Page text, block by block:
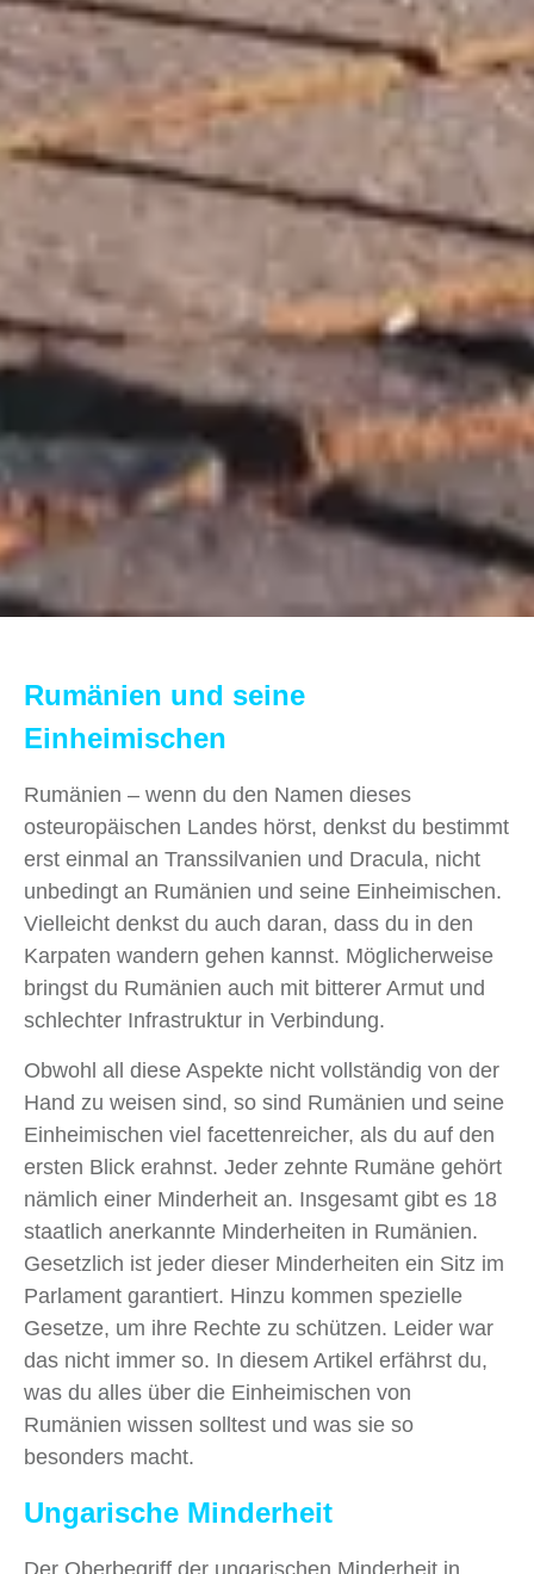
Rumänien und seine
Einheimischen
Rumänien – wenn du den Namen dieses
osteuropäischen Landes hörst, denkst du bestimmt
erst einmal an Transsilvanien und Dracula, nicht
unbedingt an Rumänien und seine Einheimischen.
Vielleicht denkst du auch daran, dass du in den
Karpaten wandern gehen kannst. Möglicherweise
bringst du Rumänien auch mit bitterer Armut und
schlechter Infrastruktur in Verbindung.
Obwohl all diese Aspekte nicht vollständig von der
Hand zu weisen sind, so sind Rumänien und seine
Einheimischen viel facettenreicher, als du auf den
ersten Blick erahnst. Jeder zehnte Rumäne gehört
nämlich einer Minderheit an. Insgesamt gibt es 18
staatlich anerkannte Minderheiten in Rumänien.
Gesetzlich ist jeder dieser Minderheiten ein Sitz im
Parlament garantiert. Hinzu kommen spezielle
Gesetze, um ihre Rechte zu schützen. Leider war
das nicht immer so. In diesem Artikel erfährst du,
was du alles über die Einheimischen von
Rumänien wissen solltest und was sie so
besonders macht.
Ungarische Minderheit
Der Oberbegriff der ungarischen Minderheit in